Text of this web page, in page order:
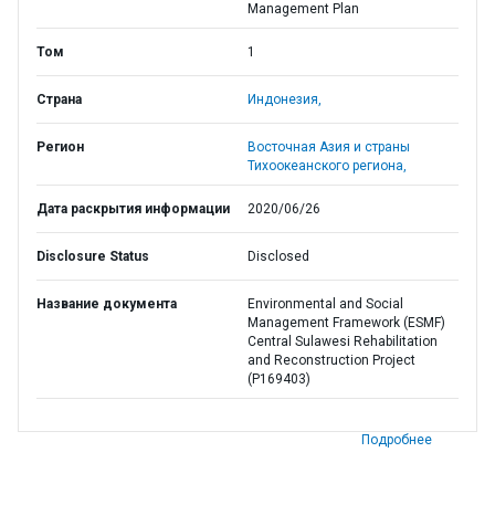
Management Plan
Том 1
Страна Индонезия,
Регион
Восточная Азия и страны
Тихоокеанского региона,
Дата раскрытия информации 2020/06/26
Disclosure Status Disclosed
Название документа
Environmental and Social
Management Framework (ESMF)
Central Sulawesi Rehabilitation
and Reconstruction Project
(P169403)
Подробнее